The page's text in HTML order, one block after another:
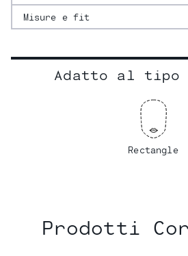
Misure e fit
Adatto al tipo
Rectangle
Prodotti